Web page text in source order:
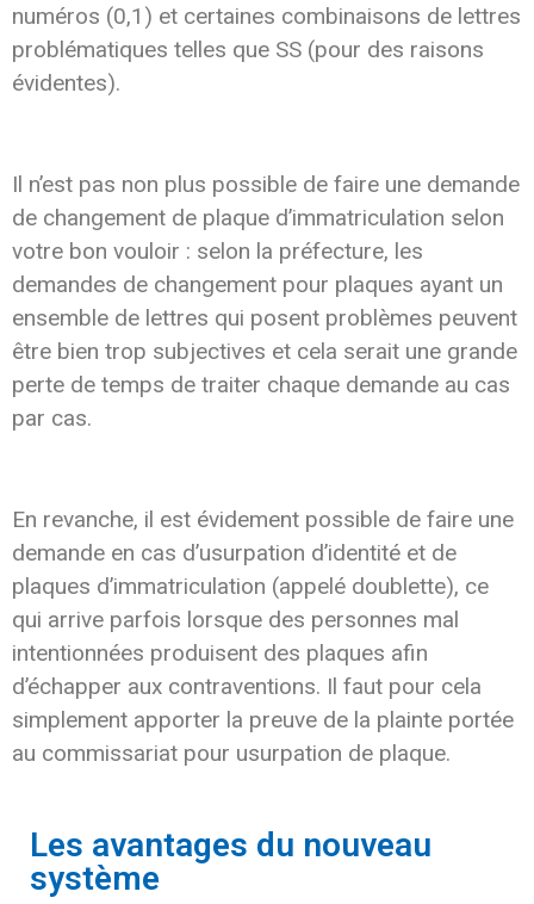
numéros (0,1) et certaines combinaisons de lettres
problématiques telles que SS (pour des raisons
évidentes).
Il n’est pas non plus possible de faire une demande
de changement de plaque d’immatriculation selon
votre bon vouloir : selon la préfecture, les
demandes de changement pour plaques ayant un
ensemble de lettres qui posent problèmes peuvent
être bien trop subjectives et cela serait une grande
perte de temps de traiter chaque demande au cas
par cas.
En revanche, il est évidement possible de faire une
demande en cas d’usurpation d’identité et de
plaques d’immatriculation (appelé doublette), ce
qui arrive parfois lorsque des personnes mal
intentionnées produisent des plaques afin
d’échapper aux contraventions. Il faut pour cela
simplement apporter la preuve de la plainte portée
au commissariat pour usurpation de plaque.
Les avantages du nouveau
système